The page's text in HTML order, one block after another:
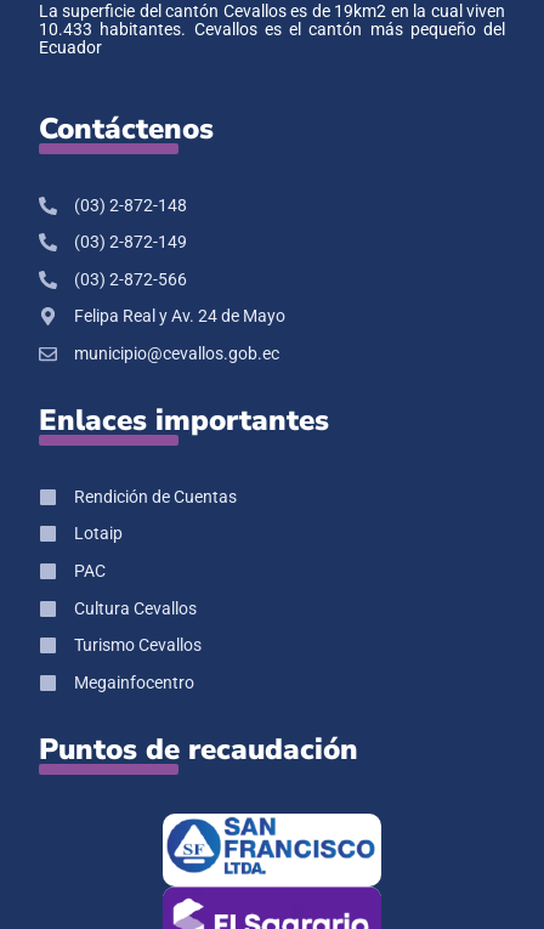
La superficie del cantón Cevallos es de 19km2 en la cual viven
10.433 habitantes. Cevallos es el cantón más pequeño del
Ecuador
Contáctenos
(03) 2-872-148
(03) 2-872-149
(03) 2-872-566
Felipa Real y Av. 24 de Mayo
municipio@cevallos.gob.ec
Enlaces importantes
Rendición de Cuentas
Lotaip
PAC
Cultura Cevallos
Turismo Cevallos
Megainfocentro
Puntos de recaudación